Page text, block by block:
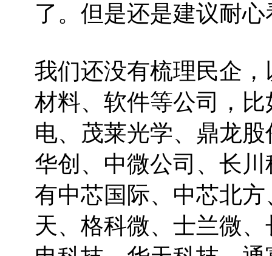
了。但是还是建议耐
我们还没有梳理民企
材料、软件等公司，
电、茂莱光学、鼎龙
华创、中微公司、长
有中芯国际、中芯北
天、格科微、士兰微